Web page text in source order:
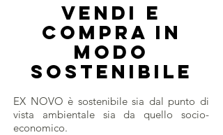
EX NOVO è sostenibile sia dal punto di
vista ambientale sia da quello socio-
economico.
Vendi E
compra in
modo
SOSTENIBILE